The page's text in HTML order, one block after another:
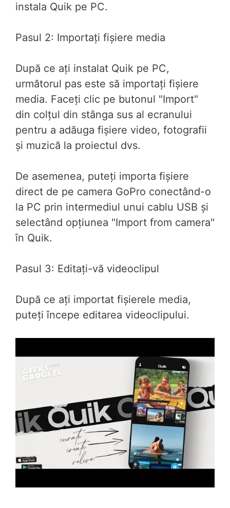
instala Quik pe PC.
Pasul 2: Importați fișiere media
După ce ați instalat Quik pe PC,
următorul pas este să importați fișiere
media. Faceți clic pe butonul "Import"
din colțul din stânga sus al ecranului
pentru a adăuga fișiere video, fotografii
și muzică la proiectul dvs.
De asemenea, puteți importa fișiere
direct de pe camera GoPro conectând-o
la PC prin intermediul unui cablu USB și
selectând opțiunea "Import from camera"
în Quik.
Pasul 3: Editați-vă videoclipul
După ce ați importat fișierele media,
puteți începe editarea videoclipului.